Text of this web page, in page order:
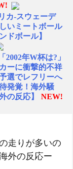
カ-スウェーデ
いミートボール
ドボール】
2002年W杯は?」
ーに衝撃的不祥
選でレフリーへ
発覚！海外騒
の反応】
NEW!
が超感動 - どん
本の科学者が猫
走りが多いの
外の反応ー